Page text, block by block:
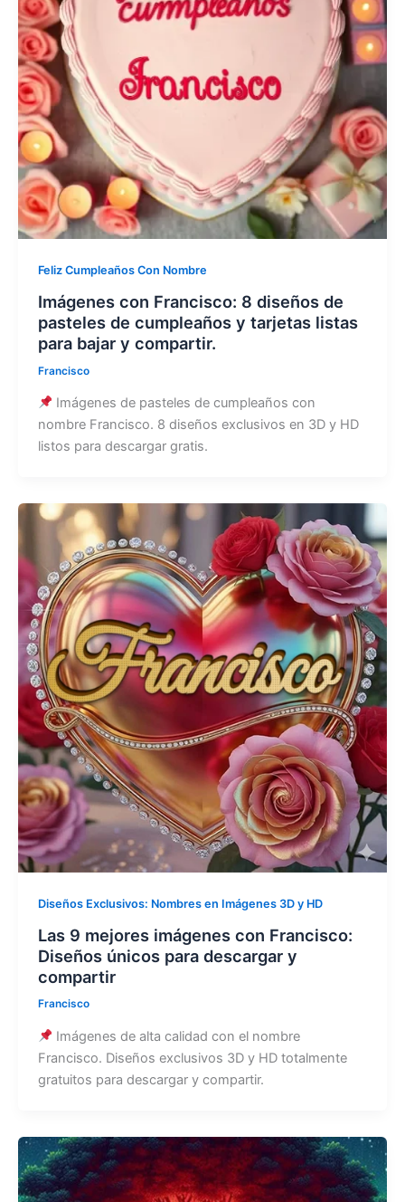
Feliz Cumpleaños Con Nombre
Imágenes con Francisco: 8 diseños de
pasteles de cumpleaños y tarjetas listas
para bajar y compartir.
Francisco
Imágenes de pasteles de cumpleaños con
nombre Francisco. 8 diseños exclusivos en 3D y HD
listos para descargar gratis.
Diseños Exclusivos: Nombres en Imágenes 3D y HD
Las 9 mejores imágenes con Francisco:
Diseños únicos para descargar y
compartir
Francisco
Imágenes de alta calidad con el nombre
Francisco. Diseños exclusivos 3D y HD totalmente
gratuitos para descargar y compartir.